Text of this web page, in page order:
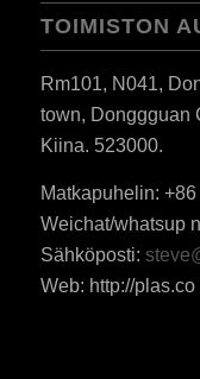
TOIMISTON
Rm101, N041,
town, Donggguan
Kiina. 523000.
Matkapuhelin:
Weichat/whatsup
Sähköposti:
Web: http://plas.co
RO
ES_MX